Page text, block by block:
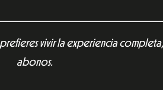
vivir la experiencia
abonos.